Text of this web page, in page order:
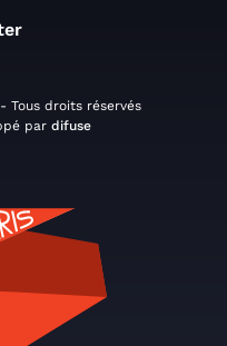
Tous droits réservés
par difuse